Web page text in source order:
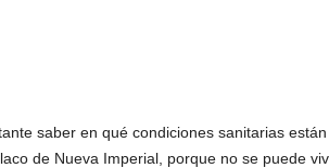
saber en qué condiciones sanitarias
de Nueva Imperial, porque no se puede